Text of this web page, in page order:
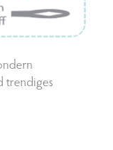
trendiges